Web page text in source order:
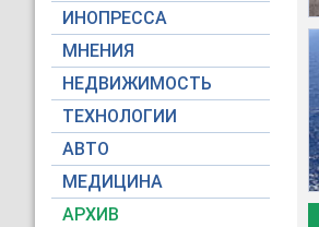
ИНОПРЕССА
МНЕНИЯ
НЕДВИЖИМОСТЬ
ТЕХНОЛОГИИ
АВТО
МЕДИЦИНА
АРХИВ